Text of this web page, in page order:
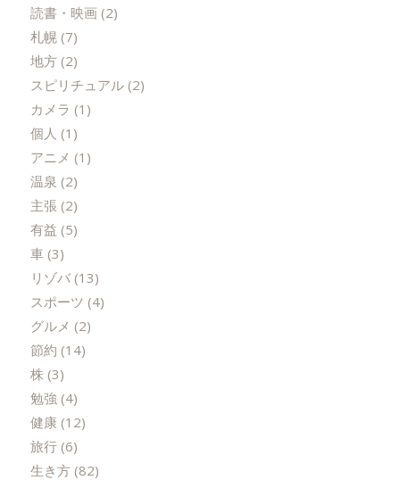
読書・映画 (2)
札幌(7)
地方(2)
スピリチュアル(2)
カメラ (1)
個人 (1)
アニメ (1)
温泉 (2)
主張 (2)
有益 (5)
車(3)
リゾバ(13)
スポーツ (4)
グルメ (2)
節約 (14)
株(3)
勉強 (4)
健康 (12)
旅行(6)
生き方(82)